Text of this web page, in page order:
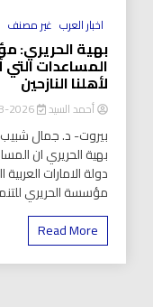
اخبار العرب غير مصنف
بهية الحريري:
المساعدات
لأهلنا النازحين
أحمد السيد 2026-08-01
بيروت- د. جمال شبيب
بهية الحريري ان
دولة الامارات
مؤسسة الحريري
Read More